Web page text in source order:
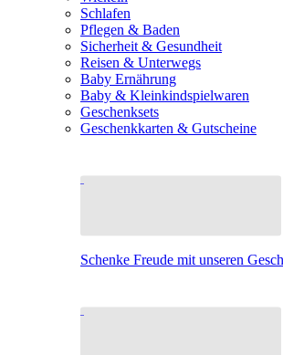
Schlafen
Pflegen & Baden
Sicherheit & Gesundheit
Reisen & Unterwegs
Baby Ernährung
Baby & Kleinkindspielwaren
Geschenksets
Geschenkkarten & Gutscheine
Schenke Freude mit unseren